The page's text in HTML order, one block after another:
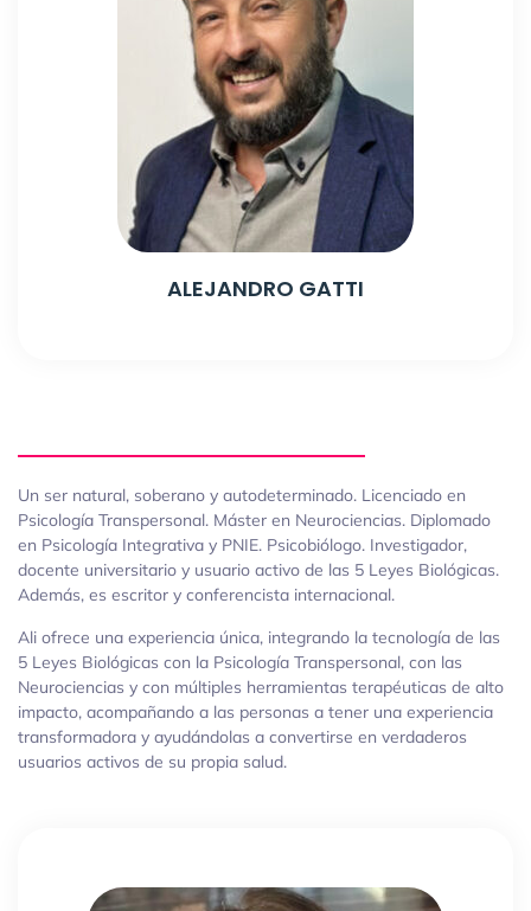
ALEJANDRO GATTI
Un ser natural, soberano y autodeterminado. Licenciado en
Psicología Transpersonal. Máster en Neurociencias. Diplomado
en Psicología Integrativa y PNIE. Psicobiólogo. Investigador,
docente universitario y usuario activo de las 5 Leyes Biológicas.
Además, es escritor y conferencista internacional.
Ali ofrece una experiencia única, integrando la tecnología de las
5 Leyes Biológicas con la Psicología Transpersonal, con las
Neurociencias y con múltiples herramientas terapéuticas de alto
impacto, acompañando a las personas a tener una experiencia
transformadora y ayudándolas a convertirse en verdaderos
usuarios activos de su propia salud.